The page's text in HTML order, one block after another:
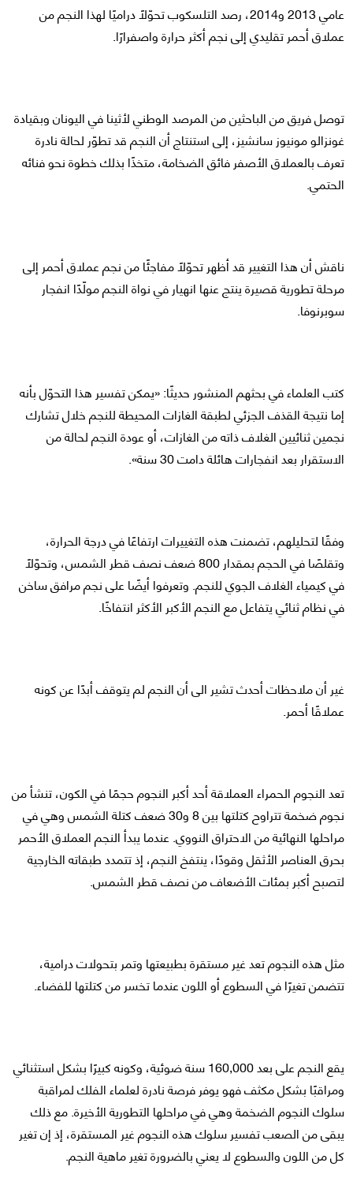
عامي 2013 و2014، رصد التلسكوب تحوّلًا دراميًا لهذا النجم من
عملاق أحمر تقليدي إلى نجم أكثر حرارة واصفرارًا.
توصل فريق من الباحثين من المرصد الوطني لأثينا في اليونان وبقيادة
غونزالو مونيوز سانشيز، إلى استنتاج أن النجم قد تطوّر لحالة نادرة
تعرف بالعملاق الأصفر فائق الضخامة، متخذًا بذلك خطوة نحو فنائه
الحتمي.
ناقش أن هذا التغيير قد أظهر تحوّلًا مفاجئًا من نجم عملاق أحمر إلى
مرحلة تطورية قصيرة ينتج عنها انهيار في نواة النجم مولّدًا انفجار
سوبرنوفا.
كتب العلماء في بحثهم المنشور حديثًا: «يمكن تفسير هذا التحوّل بأنه
إما نتيجة القذف الجزئي لطبقة الغازات المحيطة للنجم خلال تشارك
نجمين ثنائيين الغلاف ذاته من الغازات، أو عودة النجم لحالة من
الاستقرار بعد انفجارات هائلة دامت 30 سنة».
وفقًا لتحليلهم، تضمنت هذه التغييرات ارتفاعًا في درجة الحرارة،
وتقلصًا في الحجم بمقدار 800 ضعف نصف قطر الشمس، وتحوّلًا
في كيمياء الغلاف الجوي للنجم. وتعرفوا أيضًا على نجم مرافق ساخن
في نظام ثنائي يتفاعل مع النجم الأكبر الأكثر انتفاخًا.
غير أن ملاحظات أحدث تشير الى أن النجم لم يتوقف أبدًا عن كونه
عملاقًا أحمر.
تعد النجوم الحمراء العملاقة أحد أكبر النجوم حجمًا في الكون، تنشأ من
نجوم ضخمة تتراوح كتلتها بين 8 و30 ضعف كتلة الشمس وهي في
مراحلها النهائية من الاحتراق النووي. عندما يبدأ النجم العملاق الأحمر
بحرق العناصر الأثقل وقودًا، ينتفخ النجم، إذ تتمدد طبقاته الخارجية
لتصبح أكبر بمئات الأضعاف من نصف قطر الشمس.
مثل هذه النجوم تعد غير مستقرة بطبيعتها وتمر بتحولات درامية،
تتضمن تغيرًا في السطوع أو اللون عندما تخسر من كتلتها للفضاء.
يقع النجم على بعد 160,000 سنة ضوئية، وكونه كبيرًا بشكل استثنائي
ومراقبًا بشكل مكثف فهو يوفر فرصة نادرة لعلماء الفلك لمراقبة
سلوك النجوم الضخمة وهي في مراحلها التطورية الأخيرة. مع ذلك
يبقى من الصعب تفسير سلوك هذه النجوم غير المستقرة، إذ إن تغير
كل من اللون والسطوع لا يعني بالضرورة تغير ماهية النجم.